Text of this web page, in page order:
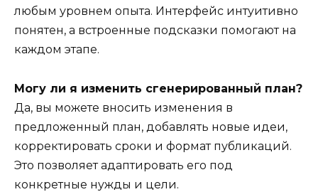
любым уровнем опыта. Интерфейс интуитивно
понятен, а встроенные подсказки помогают на
каждом этапе.
Могу ли я изменить сгенерированный план?
Да, вы можете вносить изменения в
предложенный план, добавлять новые идеи,
корректировать сроки и формат публикаций.
Это позволяет адаптировать его под
конкретные нужды и цели.